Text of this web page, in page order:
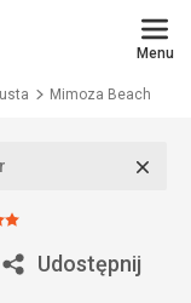
Menu
Mimoza Beach
5
Udostępnij